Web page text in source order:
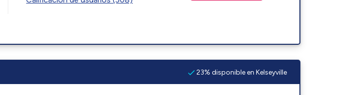
23% disponible en Kelseyville